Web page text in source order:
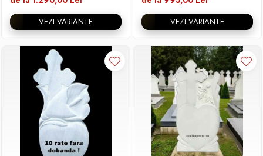
VEZI VARIANTE VEZI VARIANTE